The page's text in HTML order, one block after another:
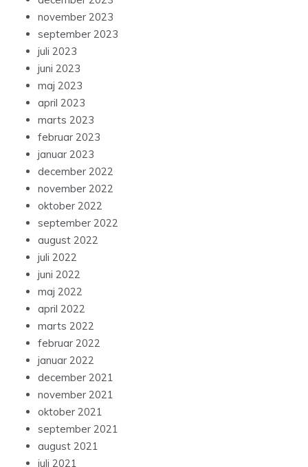
november 2023
september 2023
juli 2023
juni 2023
maj 2023
april 2023
marts 2023
februar 2023
januar 2023
december 2022
november 2022
oktober 2022
september 2022
august 2022
juli 2022
juni 2022
maj 2022
april 2022
marts 2022
februar 2022
januar 2022
december 2021
november 2021
oktober 2021
september 2021
august 2021
juli 2021